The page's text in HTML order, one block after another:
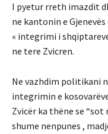
I pyetur rreth imazdit
ne kantonin e
« integrimi i
ne tere Zvicren.
Ne vazhdim politikani
integrimin e
Zvicër ka thëne se
shume nenpunes ,